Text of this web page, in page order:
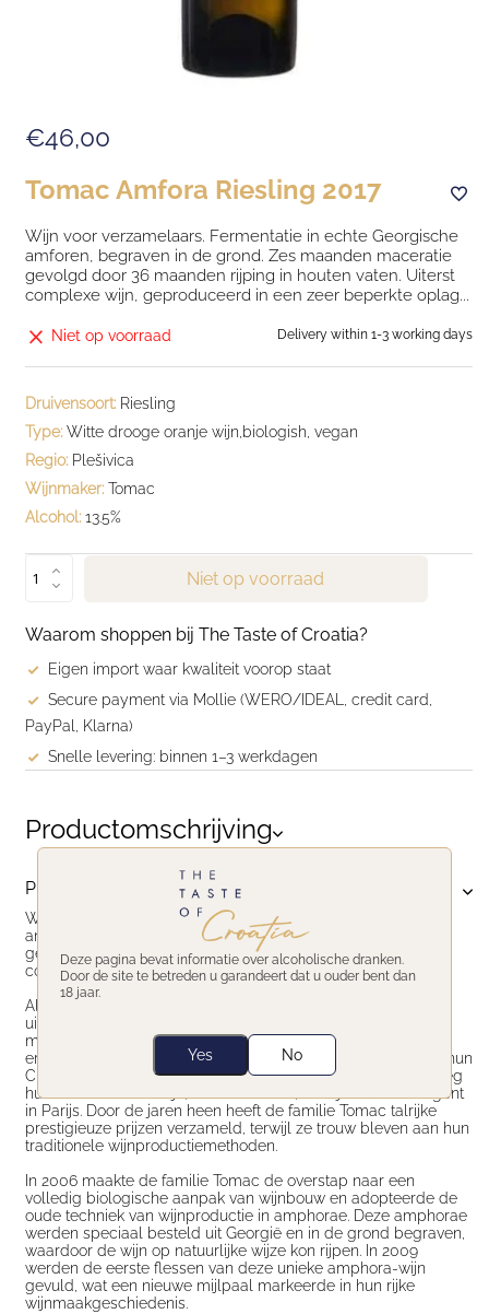
€46,00
Tomac Amfora Riesling 2017
Wijn voor verzamelaars. Fermentatie in echte Georgische
amforen, begraven in de grond. Zes maanden maceratie
gevolgd door 36 maanden rijping in houten vaten. Uiterst
complexe wijn, geproduceerd in een zeer beperkte oplag...
Niet op voorraad Delivery within 1-3 working days
Druivensoort:Riesling
Type:Witte drooge oranje wijn,biologish, vegan
Regio:Plešivica
Wijnmaker:Tomac
Alcohol:13.5%
Niet op voorraad
Waarom shoppen bij The Taste of Croatia?
Eigen import waar kwaliteit voorop staat
Secure payment via Mollie (WERO/IDEAL, credit card,
PayPal, Klarna)
Snelle levering: binnen 1–3 werkdagen
Productomschrijving
Productomschrijving
Wijn voor verzamelaars. Fermentatie in echte Georgische
amforen, begraven in de grond. Zes maanden maceratie
gevolgd door 36 maanden rijping in houten vaten. Uiterst
complexe wijn, geproduceerd in een zeer beperkte oplage.
Al meer dan een eeuw produceert de familie Tomac
uitzonderlijke wijnen. Hun reis naar moderne wijnproductie
maakte een belangrijke sprong in 1987, met hun eerste grote
erkenning in 1996 toen ze een prijs wonnen in Frankrijk voor hun
Chardonnay bij Chardonnay du Monde. Het jaar daarop kreeg
hun mousserende wijn, Tomac Classic, lof bij Vinalies d'Argent
in Parijs. Door de jaren heen heeft de familie Tomac talrijke
prestigieuze prijzen verzameld, terwijl ze trouw bleven aan hun
traditionele wijnproductiemethoden.
In 2006 maakte de familie Tomac de overstap naar een
volledig biologische aanpak van wijnbouw en adopteerde de
oude techniek van wijnproductie in amphorae. Deze amphorae
werden speciaal besteld uit Georgië en in de grond begraven,
waardoor de wijn op natuurlijke wijze kon rijpen. In 2009
werden de eerste flessen van deze unieke amphora-wijn
gevuld, wat een nieuwe mijlpaal markeerde in hun rijke
wijnmaakgeschiedenis.
Deze pagina bevat informatie over alcoholische dranken.
Door de site te betreden u garandeert dat u ouder bent dan
18 jaar.
Yes No